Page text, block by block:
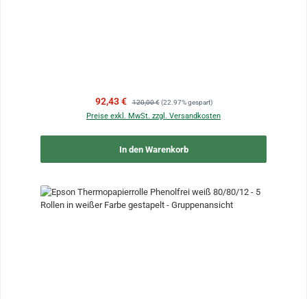
Verkaufspreis:
92,43 € Regulärer Preis:
120,00 € (22.97% gespart)
Preise exkl. MwSt. zzgl. Versandkosten
In den Warenkorb